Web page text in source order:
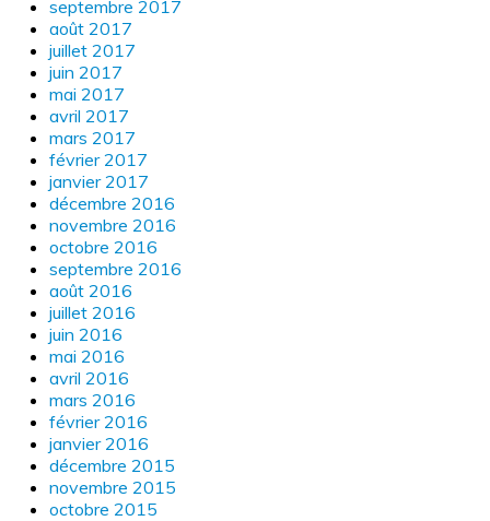
septembre 2017
août 2017
juillet 2017
juin 2017
mai 2017
avril 2017
mars 2017
février 2017
janvier 2017
décembre 2016
novembre 2016
octobre 2016
septembre 2016
août 2016
juillet 2016
juin 2016
mai 2016
avril 2016
mars 2016
février 2016
janvier 2016
décembre 2015
novembre 2015
octobre 2015